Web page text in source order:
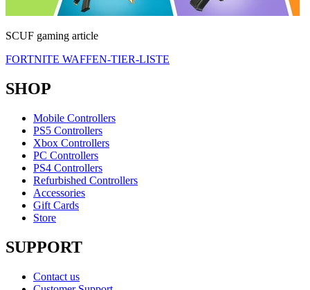
SCUF gaming article
FORTNITE WAFFEN-TIER-LISTE
SHOP
Mobile Controllers
PS5 Controllers
Xbox Controllers
PC Controllers
PS4 Controllers
Refurbished Controllers
Accessories
Gift Cards
Store
SUPPORT
Contact us